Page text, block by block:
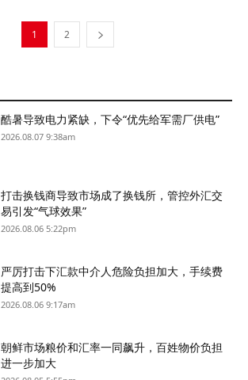
1 2
酷暑导致电力紧缺，下令“优先给军需厂供电”
2026.08.07 9:38am
打击换钱商导致市场成了换钱所，管控外汇交
易引发“气球效果”
2026.08.06 5:22pm
严厉打击下汇款中介人危险负担加大，手续费
提高到50%
2026.08.06 9:17am
朝鲜市场粮价和汇率一同飙升，百姓物价负担
进一步加大